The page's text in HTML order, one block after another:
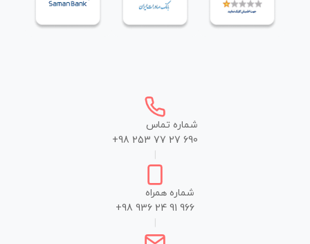
شماره تماس
+98 253 77 27 690
شماره همراه
+98 936 24 91 966